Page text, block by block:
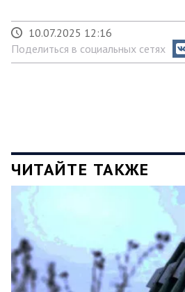
10.07.2025 12:16
Поделиться в социальных сетях
ЧИТАЙТЕ ТАКЖЕ